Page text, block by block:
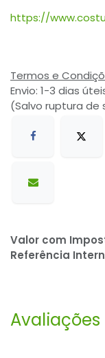
https://
Termos e
Envio: 1-3 dias
(Salvo ruptura de
Valor com
Referência